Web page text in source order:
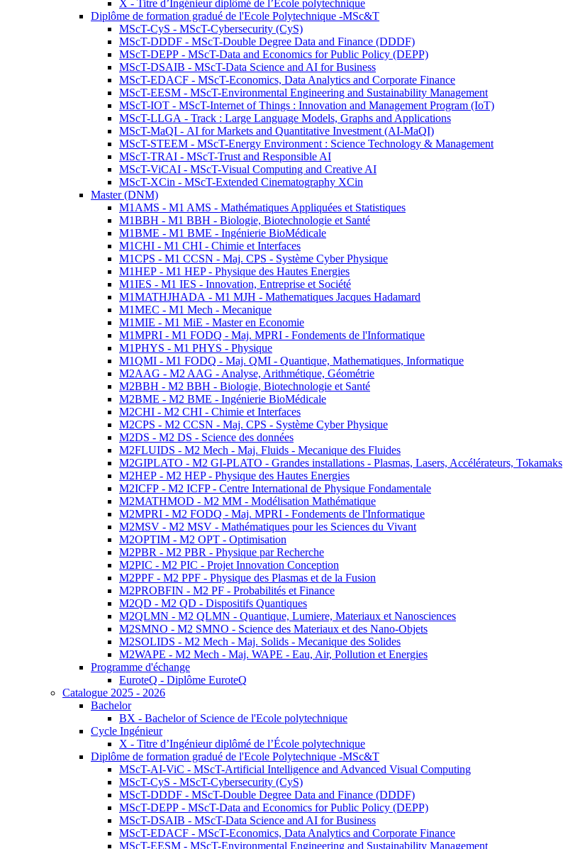
X - Titre d’Ingénieur diplômé de l’École polytechnique
Diplôme de formation gradué de l'Ecole Polytechnique -MSc&T
MScT-CyS - MScT-Cybersecurity (CyS)
MScT-DDDF - MScT-Double Degree Data and Finance (DDDF)
MScT-DEPP - MScT-Data and Economics for Public Policy (DEPP)
MScT-DSAIB - MScT-Data Science and AI for Business
MScT-EDACF - MScT-Economics, Data Analytics and Corporate Finance
MScT-EESM - MScT-Environmental Engineering and Sustainability Management
MScT-IOT - MScT-Internet of Things : Innovation and Management Program (IoT)
MScT-LLGA - Track : Large Language Models, Graphs and Applications
MScT-MaQI - AI for Markets and Quantitative Investment (AI-MaQI)
MScT-STEEM - MScT-Energy Environment : Science Technology & Management
MScT-TRAI - MScT-Trust and Responsible AI
MScT-ViCAI - MScT-Visual Computing and Creative AI
MScT-XCin - MScT-Extended Cinematography XCin
Master (DNM)
M1AMS - M1 AMS - Mathématiques Appliquées et Statistiques
M1BBH - M1 BBH - Biologie, Biotechnologie et Santé
M1BME - M1 BME - Ingénierie BioMédicale
M1CHI - M1 CHI - Chimie et Interfaces
M1CPS - M1 CCSN - Maj. CPS - Système Cyber Physique
M1HEP - M1 HEP - Physique des Hautes Energies
M1IES - M1 IES - Innovation, Entreprise et Société
M1MATHJHADA - M1 MJH - Mathematiques Jacques Hadamard
M1MEC - M1 Mech - Mecanique
M1MIE - M1 MiE - Master en Economie
M1MPRI - M1 FODQ - Maj. MPRI - Fondements de l'Informatique
M1PHYS - M1 PHYS - Physique
M1QMI - M1 FODQ - Maj. QMI - Quantique, Mathematiques, Informatique
M2AAG - M2 AAG - Analyse, Arithmétique, Géométrie
M2BBH - M2 BBH - Biologie, Biotechnologie et Santé
M2BME - M2 BME - Ingénierie BioMédicale
M2CHI - M2 CHI - Chimie et Interfaces
M2CPS - M2 CCSN - Maj. CPS - Système Cyber Physique
M2DS - M2 DS - Science des données
M2FLUIDS - M2 Mech - Maj. Fluids - Mecanique des Fluides
M2GIPLATO - M2 GI-PLATO - Grandes installations - Plasmas, Lasers, Accélérateurs, Tokamaks
M2HEP - M2 HEP - Physique des Hautes Energies
M2ICFP - M2 ICFP - Centre International de Physique Fondamentale
M2MATHMOD - M2 MM - Modélisation Mathématique
M2MPRI - M2 FODQ - Maj. MPRI - Fondements de l'Informatique
M2MSV - M2 MSV - Mathématiques pour les Sciences du Vivant
M2OPTIM - M2 OPT - Optimisation
M2PBR - M2 PBR - Physique par Recherche
M2PIC - M2 PIC - Projet Innovation Conception
M2PPF - M2 PPF - Physique des Plasmas et de la Fusion
M2PROBFIN - M2 PF - Probabilités et Finance
M2QD - M2 QD - Dispositifs Quantiques
M2QLMN - M2 QLMN - Quantique, Lumiere, Materiaux et Nanosciences
M2SMNO - M2 SMNO - Science des Materiaux et des Nano-Objets
M2SOLIDS - M2 Mech - Maj. Solids - Mecanique des Solides
M2WAPE - M2 Mech - Maj. WAPE - Eau, Air, Pollution et Energies
Programme d'échange
EuroteQ - Diplôme EuroteQ
Catalogue 2025 - 2026
Bachelor
BX - Bachelor of Science de l'Ecole polytechnique
Cycle Ingénieur
X - Titre d’Ingénieur diplômé de l’École polytechnique
Diplôme de formation gradué de l'Ecole Polytechnique -MSc&T
MScT-AI-ViC - MScT-Artificial Intelligence and Advanced Visual Computing
MScT-CyS - MScT-Cybersecurity (CyS)
MScT-DDDF - MScT-Double Degree Data and Finance (DDDF)
MScT-DEPP - MScT-Data and Economics for Public Policy (DEPP)
MScT-DSAIB - MScT-Data Science and AI for Business
MScT-EDACF - MScT-Economics, Data Analytics and Corporate Finance
MScT-EESM - MScT-Environmental Engineering and Sustainability Management